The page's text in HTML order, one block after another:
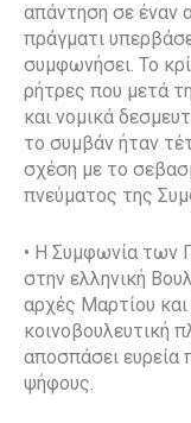
απάντηση σε έναν
πράγματι
συμφωνήσει. Το
ρήτρες που μετά
και νομικά
το συμβάν ήταν
σχέση με το
πνεύματος της
• Η Συμφωνία των
στην ελληνική
αρχές Μαρτίου
κοινοβουλευτική
αποσπάσει ευρεία
ψήφους.